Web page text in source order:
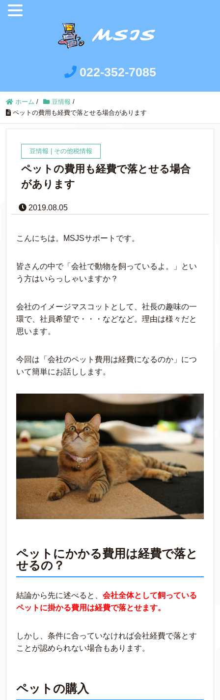
022-352-7085
ホーム / 豆情報 /
ペットの費用も経費で落とせる場合があります
豆情報 その他税情報
ペットの費用も経費で落とせる場合
があります
2019.08.05
こんにちは。MSJSサポートです。
皆さんの中で「会社で動物を飼っているよ。」とい
う方はいらっしゃいますか？
会社のイメージマスコットとして、社長の趣味の一
環で、社員希望で・・・などなど。理由は様々だと
思います。
今回は「会社のペット費用は経費になるのか」につ
いて簡単にお話しします。
ペットにかかる費用は経費で落と
せるの？
結論から先に述べると、 会社全体として飼っている
ペットに掛かる費用は経費で落とせます。
しかし、条件に合っていなければ会社経費で落とす
ことが認められない場合もあります。
ペットの購入